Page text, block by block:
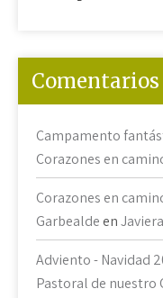
Campamento
Corazones en
Corazones en
Garbealdeen
Adviento - Navidad
Pastoral de nuestro